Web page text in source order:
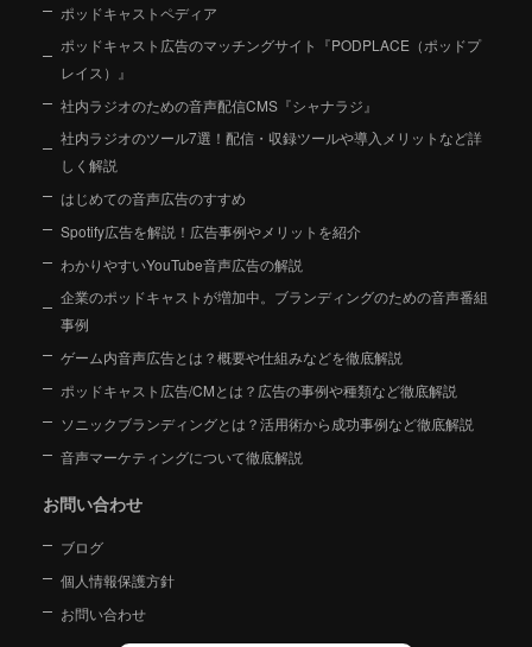
ポッドキャストペディア
ポッドキャスト広告のマッチングサイト『PODPLACE（ポッドプ
レイス）』
社内ラジオのための音声配信CMS『シャナラジ』
社内ラジオのツール7選！配信・収録ツールや導入メリットなど詳
しく解説
はじめての音声広告のすすめ
Spotify広告を解説！広告事例やメリットを紹介
わかりやすいYouTube音声広告の解説
企業のポッドキャストが増加中。ブランディングのための音声番組
事例
ゲーム内音声広告とは？概要や仕組みなどを徹底解説
ポッドキャスト広告/CMとは？広告の事例や種類など徹底解説
ソニックブランディングとは？活用術から成功事例など徹底解説
音声マーケティングについて徹底解説
お問い合わせ
ブログ
個人情報保護方針
お問い合わせ